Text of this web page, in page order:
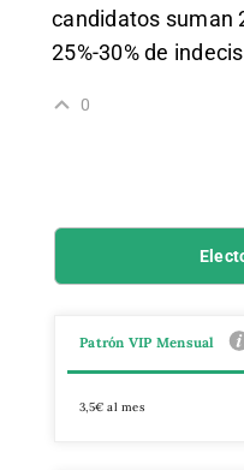
candidatos suman
25%-30% de
0
Patrón VIP Mensual
3,5€ al mes